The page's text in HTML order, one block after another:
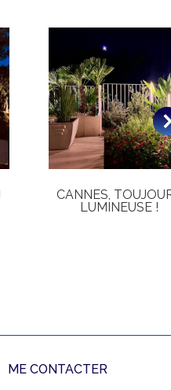
CANNES,
LUMINEUSE !
ME CONTACTER